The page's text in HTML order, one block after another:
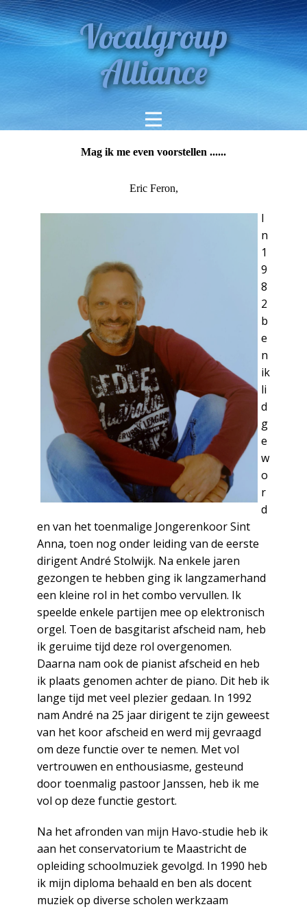
Vocalgroup
Alliance
Mag ik me even voorstellen ......
Eric Feron,
I
n
1
9
8
2
b
e
n
ik
li
d
g
e
w
o
r
d
en van het toenmalige Jongerenkoor Sint
Anna, toen nog onder leiding van de eerste
dirigent André Stolwijk. Na enkele jaren
gezongen te hebben ging ik langzamerhand
een kleine rol in het combo vervullen. Ik
speelde enkele partijen mee op elektronisch
orgel. Toen de basgitarist afscheid nam, heb
ik geruime tijd deze rol overgenomen.
Daarna nam ook de pianist afscheid en heb
ik plaats genomen achter de piano. Dit heb ik
lange tijd met veel plezier gedaan. In 1992
nam André na 25 jaar dirigent te zijn geweest
van het koor afscheid en werd mij gevraagd
om deze functie over te nemen. Met vol
vertrouwen en enthousiasme, gesteund
door toenmalig pastoor Janssen, heb ik me
vol op deze functie gestort.
Na het afronden van mijn Havo-studie heb ik
aan het conservatorium te Maastricht de
opleiding schoolmuziek gevolgd. In 1990 heb
ik mijn diploma behaald en ben als docent
muziek op diverse scholen werkzaam